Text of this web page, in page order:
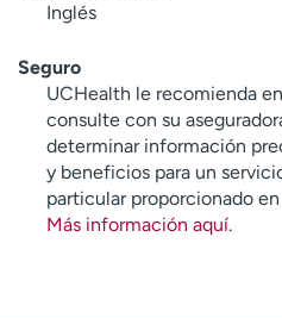
Inglés
Seguro
UCHealth le recomienda
consulte con su
determinar información
y beneficios para un
particular proporcionado
Más información aquí.